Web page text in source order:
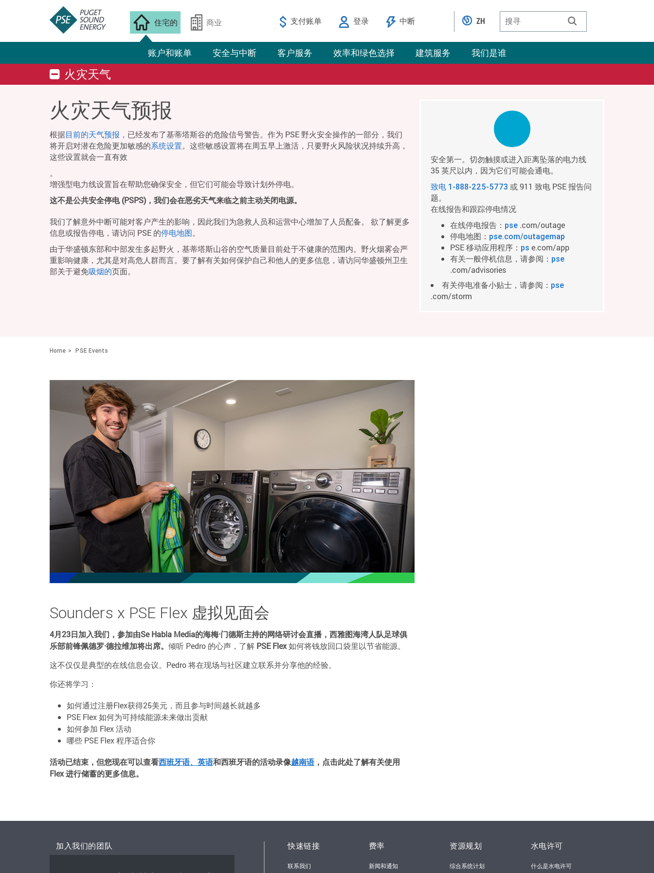
住宅的
账户和账单 安全与中断 客户服务 效率和绿色选择 建筑服务 我们是谁
商业 支付账单 登录 中断 ZH
火灾天气
火灾天气预报
根据目前的天气预报， 已经发布了基蒂塔斯谷的危险信号警告。作为 PSE 野火安全操作的一部分，我们
将开启对潜在危险更加敏感的系统设置。这些敏感设置将在周五早上激活，只要野火风险状况持续升高，
这些设置就会一直有效
。
增强型电力线设置旨在帮助您确保安全，但它们可能会导致计划外停电。
这不是公共安全停电 (PSPS)，我们会在恶劣天气来临之前主动关闭电源。
我们了解意外中断可能对客户产生的影响，因此我们为急救人员和运营中心增加了人员配备。 欲了解更多
信息或报告停电，请访问 PSE 的停电地图。
由于华盛顿东部和中部发生多起野火，基蒂塔斯山谷的空气质量目前处于不健康的范围内。野火烟雾会严
重影响健康，尤其是对高危人群而言。要了解有关如何保护自己和他人的更多信息，请访问华盛顿州卫生
部关于避免吸烟的页面。
安全第一。切勿触摸或进入距离坠落的电力线
35 英尺以内，因为它们可能会通电。
致电 1-888-225-5773 或 911 致电 PSE 报告问
题。
在线报告和跟踪停电情况
在线停电报告： pse .com/outage
停电地图： pse.com/outagemap
PSE 移动应用程序： ps e.com/app
有关一般停机信息，请参阅： pse
.com/advisories
有关停电准备小贴士，请参阅： pse
.com/storm
Home PSE Events
Sounders x PSE Flex 虚拟见面会
4月23日加入我们，参加由Se Habla Media的海梅·门德斯主持的网络研讨会直播，西雅图海湾人队足球俱
乐部前锋佩德罗·德拉维加将出席。 倾听 Pedro 的心声，了解 PSE Flex如何将钱放回口袋里以节省能源。
这不仅仅是典型的在线信息会议。Pedro 将在现场与社区建立联系并分享他的经验。
你还将学习：
如何通过注册Flex获得25美元，而且参与时间越长就越多
PSE Flex 如何为可持续能源未来做出贡献
如何参加 Flex 活动
哪些 PSE Flex 程序适合你
活动已结束，但您现在可以查看西班牙语、 英语和西班牙语的活动录像越南语，点击此处了解有关使用
Flex 进行储蓄的更多信息。
加入我们的团队 快速链接
联系我们
费率
新闻和通知
资源规划
综合系统计划
水电许可
什么是水电许可